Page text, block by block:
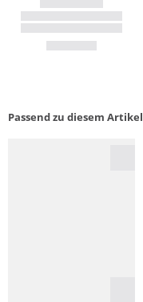
Passend zu diesem Artikel